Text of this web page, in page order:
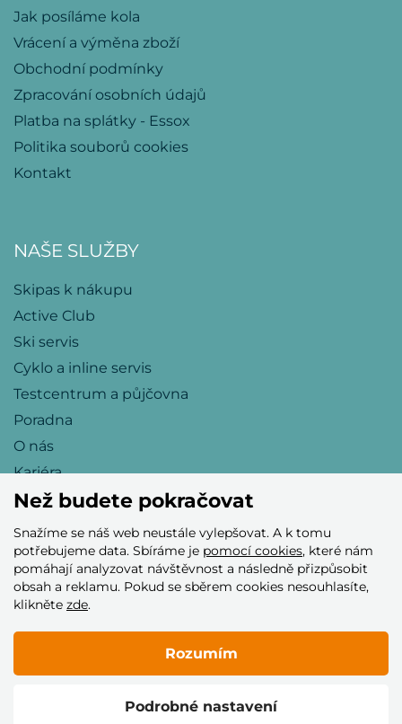
Jak posíláme kola
Vrácení a výměna zboží
Obchodní podmínky
Zpracování osobních údajů
Platba na splátky - Essox
Politika souborů cookies
Kontakt
NAŠE SLUŽBY
Skipas k nákupu
Active Club
Ski servis
Cyklo a inline servis
Testcentrum a půjčovna
Poradna
O nás
Kariéra
Přijímáme tyto platební karty
© 2005–2026 Helia Trade s.r.o.
Než budete pokračovat
Snažíme se náš web neustále vylepšovat. A k tomu
potřebujeme data. Sbíráme je pomocí cookies, které nám
pomáhají analyzovat návštěvnost a následně přizpůsobit
obsah a reklamu. Pokud se sběrem cookies nesouhlasíte,
klikněte zde.
Podrobné nastavení
Rozumím